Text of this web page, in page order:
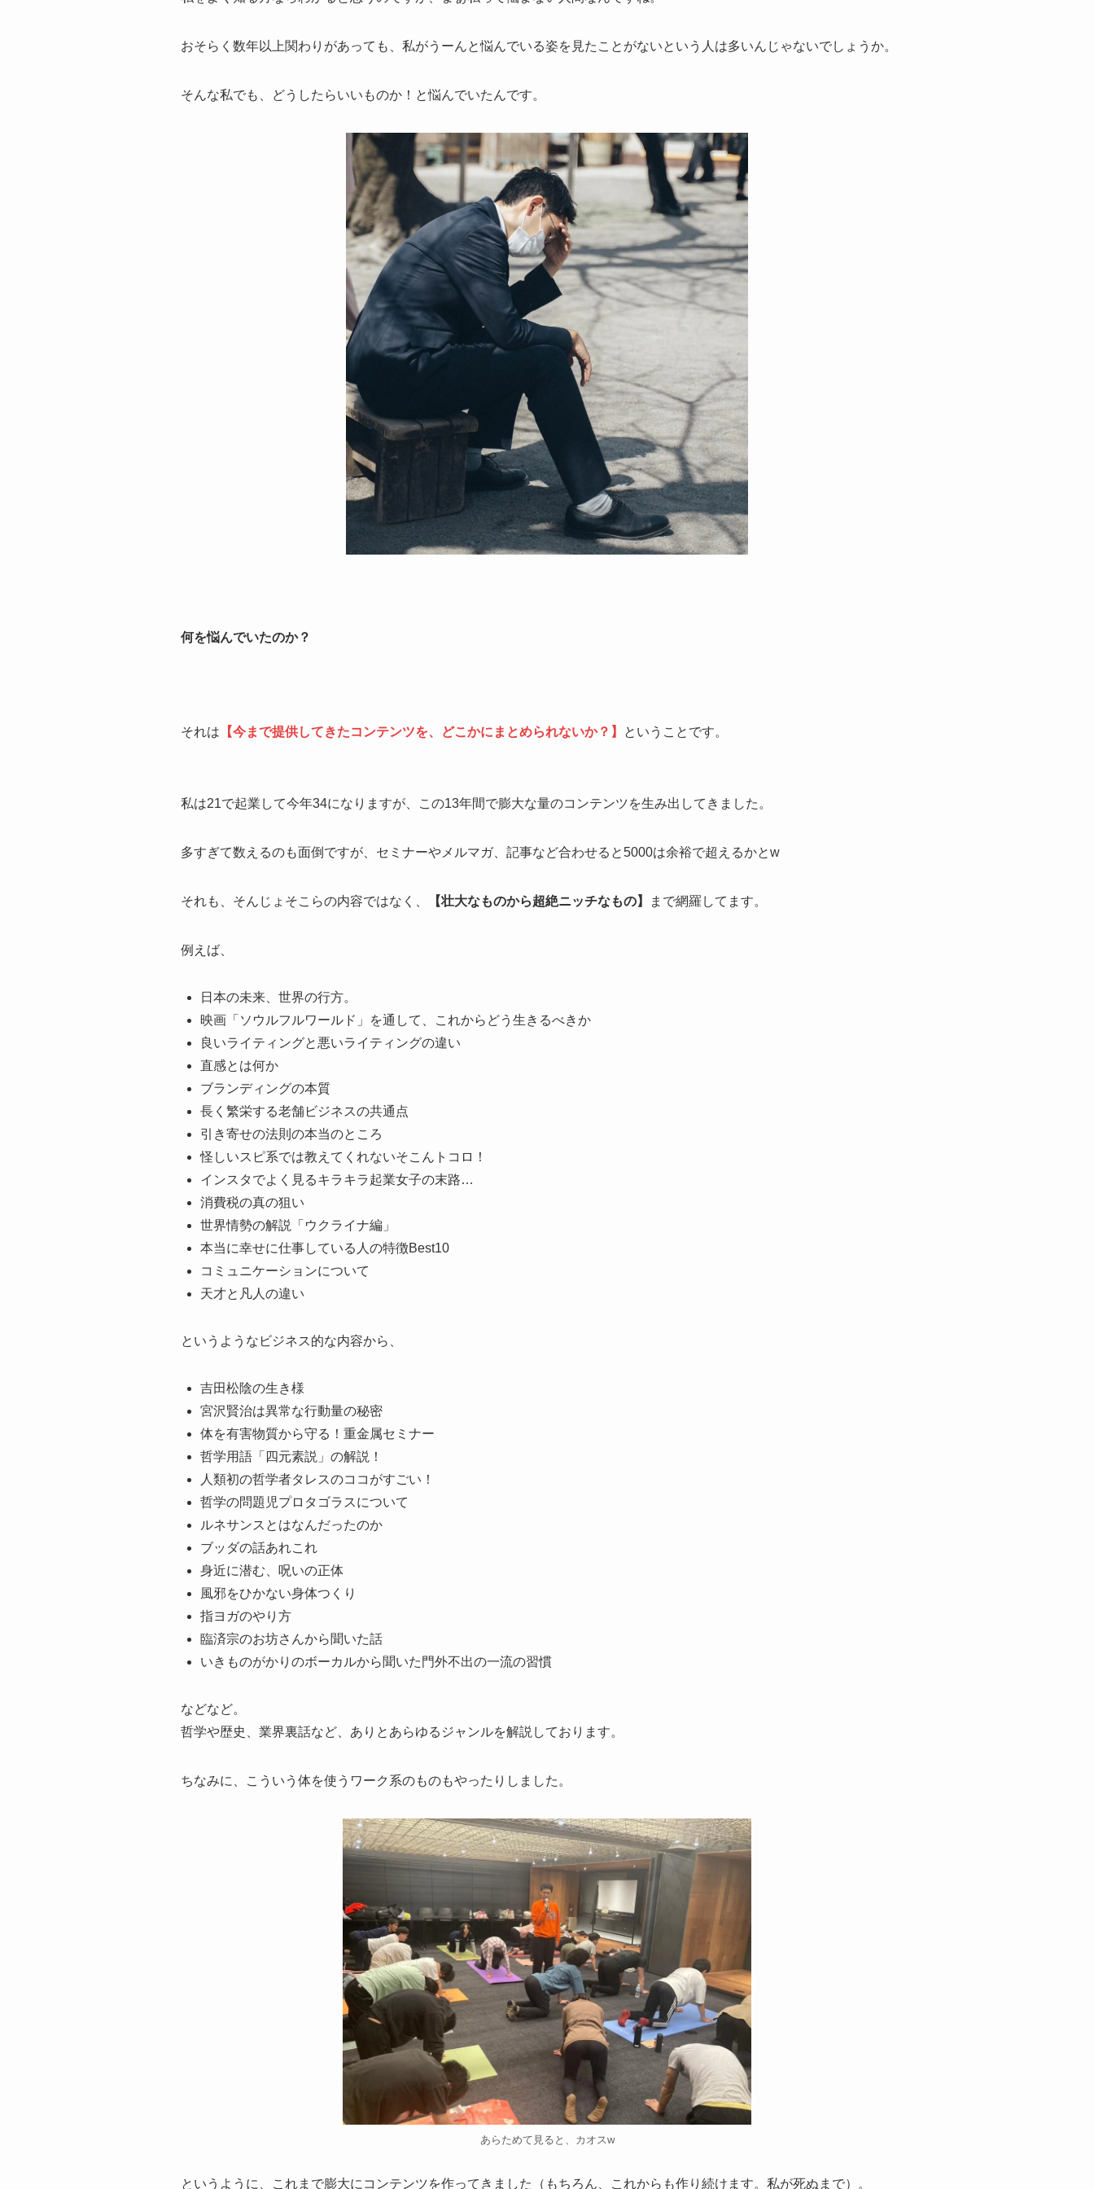
おそらく数年以上関わりがあっても、私がうーんと悩んでいる姿を見たことがないという人は多いんじゃないでしょうか。
そんな私でも、どうしたらいいものか！と悩んでいたんです。
何を悩んでいたのか？
それは 【今まで提供してきたコンテンツを、どこかにまとめられないか？】 ということです。
私は21で起業して今年34になりますが、この13年間で膨大な量のコンテンツを生み出してきました。
多すぎて数えるのも面倒ですが、セミナーやメルマガ、記事など合わせると5000は余裕で超えるかとw
それも、そんじょそこらの内容ではなく、 【壮大なものから超絶ニッチなもの】 まで網羅してます。
例えば、
日本の未来、世界の行方。
映画「ソウルフルワールド」を通して、これからどう生きるべきか
良いライティングと悪いライティングの違い
直感とは何か
ブランディングの本質
長く繁栄する老舗ビジネスの共通点
引き寄せの法則の本当のところ
怪しいスピ系では教えてくれないそこんトコロ！
インスタでよく見るキラキラ起業女子の末路…
消費税の真の狙い
世界情勢の解説「ウクライナ編」
本当に幸せに仕事している人の特徴Best10
コミュニケーションについて
天才と凡人の違い
というようなビジネス的な内容から、
吉田松陰の生き様
宮沢賢治は異常な行動量の秘密
体を有害物質から守る！重金属セミナー
哲学用語「四元素説」の解説！
人類初の哲学者タレスのココがすごい！
哲学の問題児プロタゴラスについて
ルネサンスとはなんだったのか
ブッダの話あれこれ
身近に潜む、呪いの正体
風邪をひかない身体つくり
指ヨガのやり方
臨済宗のお坊さんから聞いた話
いきものがかりのボーカルから聞いた門外不出の一流の習慣
などなど。
哲学や歴史、業界裏話など、ありとあらゆるジャンルを解説しております。
ちなみに、こういう体を使うワーク系のものもやったりしました。
あらためて見ると、カオスw
というように、これまで膨大にコンテンツを作ってきました（もちろん、これからも作り続けます。私が死ぬまで）。